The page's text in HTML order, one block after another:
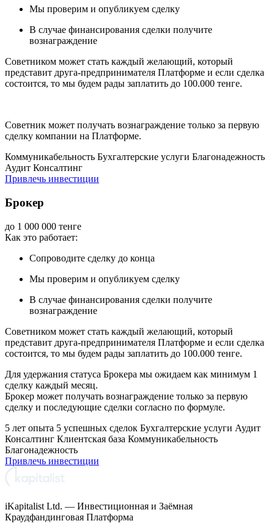
Мы проверим и опубликуем сделку
В случае финансирования сделки получите
вознаграждение
Советником может стать каждый желающий, который
представит друга-предпринимателя Платформе и если сделка
состоится, то мы будем рады заплатить до 100.000 тенге.
Советник может получать вознаграждение только за первую
сделку компании на Платформе.
Коммуникабельность Бухгалтерские услуги Благонадежность
Аудит Консалтинг
Привлечь инвестиции
Брокер
до 1 000 000 тенге
Как это работает:
Сопроводите сделку до конца
Мы проверим и опубликуем сделку
В случае финансирования сделки получите
вознаграждение
Советником может стать каждый желающий, который
представит друга-предпринимателя Платформе и если сделка
состоится, то мы будем рады заплатить до 100.000 тенге.
Для удержания статуса Брокера мы ожидаем как минимум 1
сделку каждый месяц.
Брокер может получать вознаграждение только за первую
сделку и последующие сделки согласно по формуле.
5 лет опыта 5 успешных сделок Бухгалтерские услуги Аудит
Консалтинг Клиентская база Коммуникабельность
Благонадежность
Привлечь инвестиции
iKapitalist Ltd. — Инвестиционная и Заёмная
Краудфандинговая Платформа